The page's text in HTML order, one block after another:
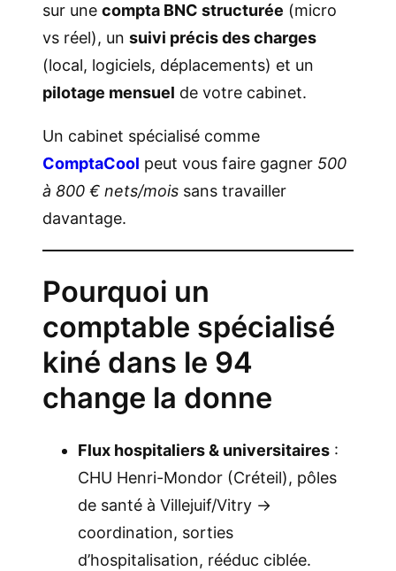
sur une compta BNC structurée (micro
vs réel), un suivi précis des charges
(local, logiciels, déplacements) et un
pilotage mensuel de votre cabinet.
Un cabinet spécialisé comme
ComptaCool peut vous faire gagner 500
à 800 € nets/mois sans travailler
davantage.
Pourquoi un
comptable spécialisé
kiné dans le 94
change la donne
Flux hospitaliers & universitaires :
CHU Henri-Mondor (Créteil), pôles
de santé à Villejuif/Vitry →
coordination, sorties
d’hospitalisation, rééduc ciblée.